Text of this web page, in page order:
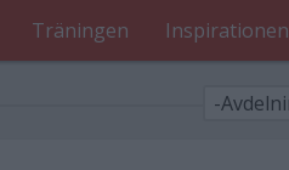
Träningen Inspirationen